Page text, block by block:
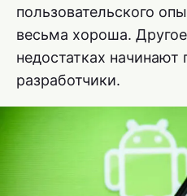
пользовательского
весьма хороша.
недостатках начинают
разработчики.